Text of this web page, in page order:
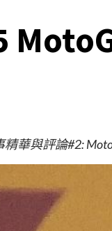
精華與評論#2: